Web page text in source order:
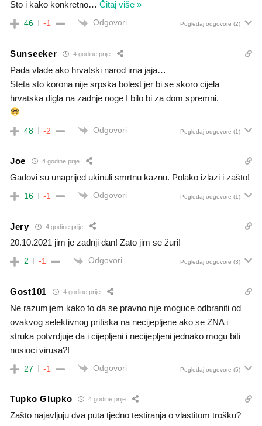
Sto i kako konkretno… Čitaj više »
46 -1 Odgovori Pogledaj odgovore (2)
Sunseeker 4 godine prije
Pada vlade ako hrvatski narod ima jaja…
Steta sto korona nije srpska bolest jer bi se skoro cijela
hrvatska digla na zadnje noge I bilo bi za dom spremni.
48 -2 Odgovori Pogledaj odgovore (1)
Joe 4 godine prije
Gadovi su unaprijed ukinuli smrtnu kaznu. Polako izlazi i zašto!
16 -1 Odgovori Pogledaj odgovore (1)
Jery 4 godine prije
20.10.2021 jim je zadnji dan! Zato jim se žuri!
2 -1 Odgovori Pogledaj odgovore (3)
Gost101 4 godine prije
Ne razumijem kako to da se pravno nije moguce odbraniti od
ovakvog selektivnog pritiska na necijepljene ako se ZNA i
struka potvrdjuje da i cijepljeni i necijepljeni jednako mogu biti
nosioci virusa?!
27 -1 Odgovori Pogledaj odgovore (5)
Tupko Glupko 4 godine prije
Zašto najavljuju dva puta tjedno testiranja o vlastitom trošku?